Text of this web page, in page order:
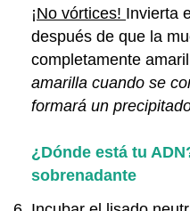
¡No vórtices! Invierta
después de que la
completamente
amarilla cuando se
formará un
¿Dónde está tu
sobrenadante